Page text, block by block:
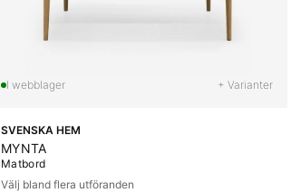
+ Varianter
SVENSKA HEM
MYNTA
Matbord
Välj bland flera utföranden